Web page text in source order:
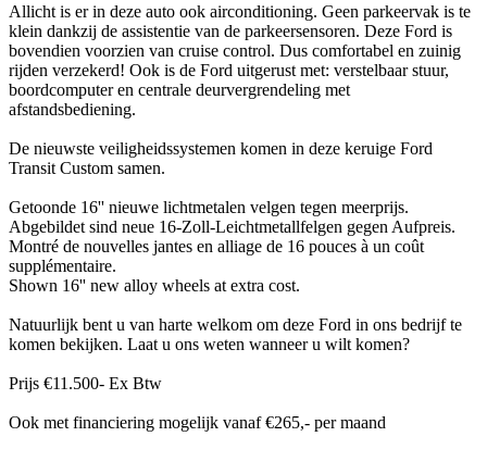
Allicht is er in deze auto ook airconditioning. Geen parkeervak is te
klein dankzij de assistentie van de parkeersensoren. Deze Ford is
bovendien voorzien van cruise control. Dus comfortabel en zuinig
rijden verzekerd! Ook is de Ford uitgerust met: verstelbaar stuur,
boordcomputer en centrale deurvergrendeling met
afstandsbediening.
De nieuwste veiligheidssystemen komen in deze keruige Ford
Transit Custom samen.
Getoonde 16'' nieuwe lichtmetalen velgen tegen meerprijs.
Abgebildet sind neue 16-Zoll-Leichtmetallfelgen gegen Aufpreis.
Montré de nouvelles jantes en alliage de 16 pouces à un coût
supplémentaire.
Shown 16'' new alloy wheels at extra cost.
Natuurlijk bent u van harte welkom om deze Ford in ons bedrijf te
komen bekijken. Laat u ons weten wanneer u wilt komen?
Prijs €11.500- Ex Btw
Ook met financiering mogelijk vanaf €265,- per maand